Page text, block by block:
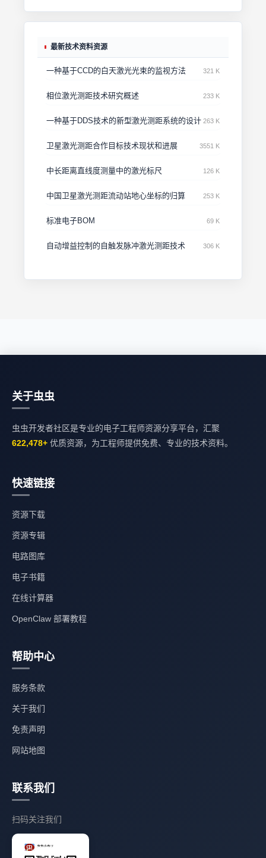
最新技术资料资源
一种基于CCD的白天激光光束的监视方法 321 K
相位激光测距技术研究概述 233 K
一种基于DDS技术的新型激光测距系统的设计 263 K
卫星激光测距合作目标技术现状和进展 3551 K
中长距离直线度测量中的激光标尺 126 K
中国卫星激光测距流动站地心坐标的归算 253 K
标准电子BOM 69 K
自动增益控制的自触发脉冲激光测距技术 306 K
关于虫虫
虫虫开发者社区是专业的电子工程师资源分享平台，汇聚
622,478+ 优质资源，为工程师提供免费、专业的技术资料。
快速链接
资源下载
资源专辑
电路图库
电子书籍
在线计算器
OpenClaw 部署教程
帮助中心
服务条款
关于我们
免责声明
网站地图
联系我们
扫码关注我们